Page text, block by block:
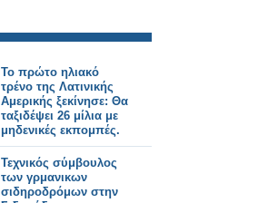
Το πρώτο ηλιακό
τρένο της Λατινικής
Αμερικής ξεκίνησε: Θα
ταξιδέψει 26 μίλια με
μηδενικές εκπομπές.
Τεχνικός σύμβουλος
των γρμανικων
σιδηροδρόμων στην